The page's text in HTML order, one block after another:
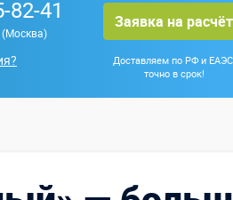
82-41
(Москва)
Заявка на расчёт
Доставляем по РФ и
точно в срок!